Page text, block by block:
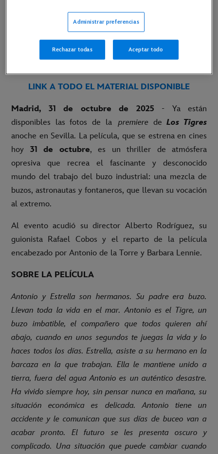
COBOS
LINK A LAS FOTOS DE LA PREMIERE
LINK A TODO EL MATERIAL DISPONIBLE
Madrid, 31 de octubre de 2025 - Ya están
disponibles las fotos de lapremiere deLos Tigres
anoche en Sevilla. La película, que se estrena en cines
hoy 31 de octubre, es un thriller de atmósfera
opresiva que recrea el fascinante y desconocido
mundo del trabajo del buzo industrial: una mezcla de
buzos, astronautas y fontaneros, que llevan su vocación
al extremo.
Al evento acudió su director Alberto Rodríguez, su
guionista Rafael Cobos y el reparto de la película
encabezado por Antonio de la Torre y Barbara Lennie.
SOBRE LA PELÍCULA
Antonio y Estrella son hermanos. Su padre era buzo.
Llevan toda la vida en el mar. Antonio es el Tigre, un
buzo imbatible, el compañero que todos quieren ahí
abajo, cuando en unos segundos te juegas la vida y lo
haces todos los días. Estrella, asiste a su hermano en la
barcaza en la que trabajan. Ella le mantiene unido a
tierra, fuera del agua Antonio es un auténtico desastre.
Ha vivido siempre hoy, sin pensar nunca en mañana, su
situación económica es delicada. Antonio tiene un
accidente y le comunican que sus días de buceo van a
acabar pronto. El futuro se les presenta oscuro y
complicado. Una situación que puede cambiar cuando
Administrar preferencias
Rechazar todas Aceptar todo